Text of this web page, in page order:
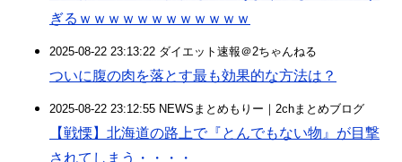
ぎるｗｗｗｗｗｗｗｗｗｗｗｗ
2025-08-22 23:13:22 ダイエット速報＠2ちゃんねる
ついに腹の肉を落とす最も効果的な方法は？
2025-08-22 23:12:55 NEWSまとめもりー｜2chまとめブログ
【戦慄】北海道の路上で『とんでもない物』が目撃
されてしまう・・・・